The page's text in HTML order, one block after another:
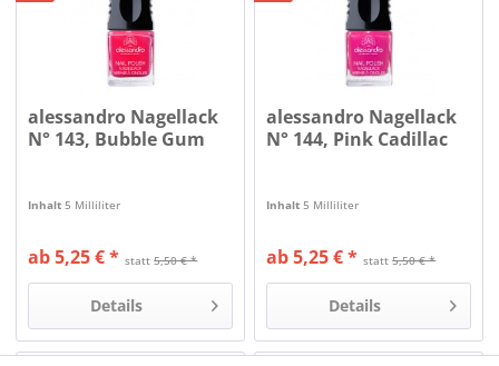
alessandro Nagellack
N° 143, Bubble Gum
Inhalt5 Milliliter
statt5,50 € *
ab 5,25 € *
Details
alessandro Nagellack
N° 144, Pink Cadillac
Inhalt5 Milliliter
statt5,50 € *
ab 5,25 € *
Details